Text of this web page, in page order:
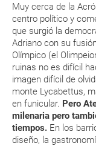
Muy cerca de la
centro político y
que surgió la
Adriano con su
Olímpico (el
ruinas no es difícil
imagen difícil de
monte Lycabettus,
en funicular. Pero
milenaria pero
tiempos. En los
diseño, la
MODIFICACIÓN
modificar una
generar una
¿Qué caducidad
a...?
¿Con cuánta